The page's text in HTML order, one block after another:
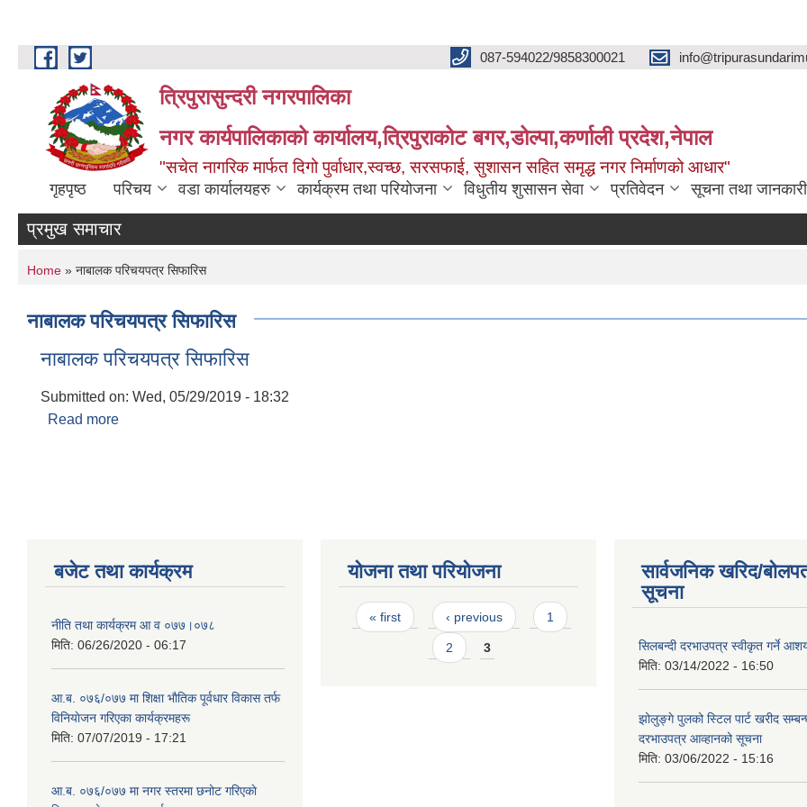
Skip to main content 087-594022/9858300021
त्रिपुरासुन्दरी नगरपालिका
नगर कार्यपालिकाको कार्यालय,त्रिपुराकोट बगर,डोल्पा,कर्णाली प्रदेश,नेपाल
"सचेत नागरिक मार्फत दिगो पुर्वाधार,स्वच्छ, सरसफाई, सुशासन सहित समृद्ध नगर निर्माणको आधार"
गृहपृष्ठ परिचय वडा कार्यालयहरु कार्यक्रम तथा परियोजना विधुतीय शुसासन सेवा प्रतिवेदन सूचना तथा जानकारी
प्रमुख समाचार
You are here
Home » नाबालक परिचयपत्र सिफारिस
नाबालक परिचयपत्र सिफारिस
नाबालक परिचयपत्र सिफारिस
Submitted on: Wed, 05/29/2019 - 18:32
Read more
बजेट तथा कार्यक्रम
नीति तथा कार्यक्रम आ‍ व ०७७।०७८
मिति: 06/26/2020 - 06:17
आ.ब. ०७६/०७७ मा शिक्षा भाैतिक पूर्वधार विकास तर्फ
विनियाेजन गरिएका कार्यक्रमहरू
मिति: 07/07/2019 - 17:21
आ.ब. ०७६/०७७ मा नगर स्तरमा छनोट गरिएकाे
योजना तथा परियोजना
Pages
« first ‹ previous 1
2 3
सार्वजनिक खरिद/
सूचना
सिलबन्दी दरभाउपत्र स्वीकृत गर्ने
मिति: 03/14/2022 - 16:50
झोलुङ्गे पुलको स्टिल पार्ट खरीद
दरभाउपत्र आव्हानको सूचना
मिति: 03/06/2022 - 15:16